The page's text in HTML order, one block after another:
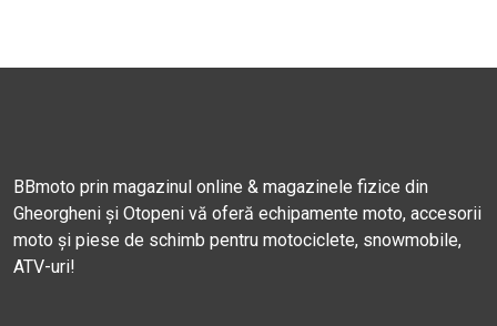
BBmoto prin magazinul online & magazinele fizice din
Gheorgheni și Otopeni vă oferă echipamente moto, accesorii
moto și piese de schimb pentru motociclete, snowmobile,
ATV-uri!